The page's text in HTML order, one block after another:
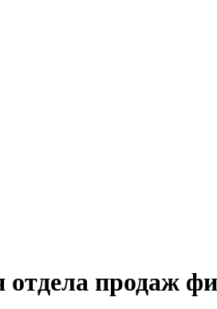
отдела продаж